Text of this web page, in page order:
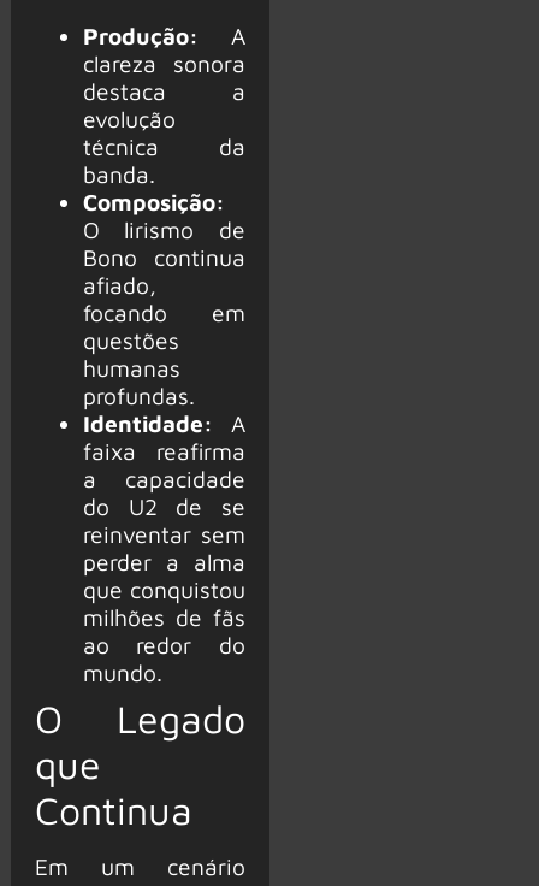
Produção: A
clareza sonora
destaca a
evolução
técnica da
banda.
Composição:
O lirismo de
Bono continua
afiado,
focando em
questões
humanas
profundas.
Identidade: A
faixa reafirma
a capacidade
do U2 de se
reinventar sem
perder a alma
que conquistou
milhões de fãs
ao redor do
mundo.
O Legado
que
Continua
Em um cenário